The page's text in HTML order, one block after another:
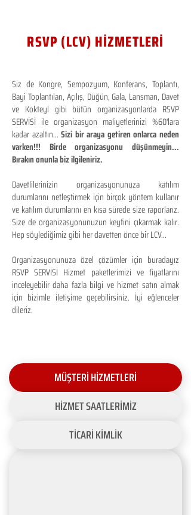
RSVP (LCV) HİZMETLERİ
Siz de Kongre, Sempozyum, Konferans, Toplantı,
Bayi Toplantıları, Açılış, Düğün, Gala, Lansman, Davet
ve Kokteyl gibi bütün organizasyonlarda RSVP
SERVİSİ ile organizasyon maliyetlerinizi %60'lara
kadar azaltın...Sizi bir araya getiren onlarca neden
varken!!! Birde organizasyonu düşünmeyin...
Bırakın onunla biz ilgileniriz.
Davetlilerinizin organizasyonunuza katılım
durumlarını netleştirmek için birçok yöntem kullanır
ve katılım durumlarını en kısa sürede size raporlarız.
Size de organizasyonunuzun keyfini çıkarmak kalır.
Hep söylediğimiz gibi her davetten önce bir LCV...
Organizasyonunuza özel çözümler için buradayız
RSVP SERVİSİ Hizmet paketlerimizi ve fiyatlarını
inceleyebilir daha fazla bilgi ve hizmet satın almak
için bizimle iletişime geçebilirsiniz. İyi eğlenceler
dileriz.
MÜŞTERİ HİZMETLERİ
HİZMET SAATLERİMİZ
TİCARİ KİMLİK